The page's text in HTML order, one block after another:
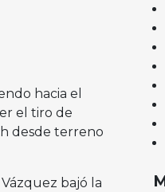
hacia el
el tiro de
desde terreno
bajó la